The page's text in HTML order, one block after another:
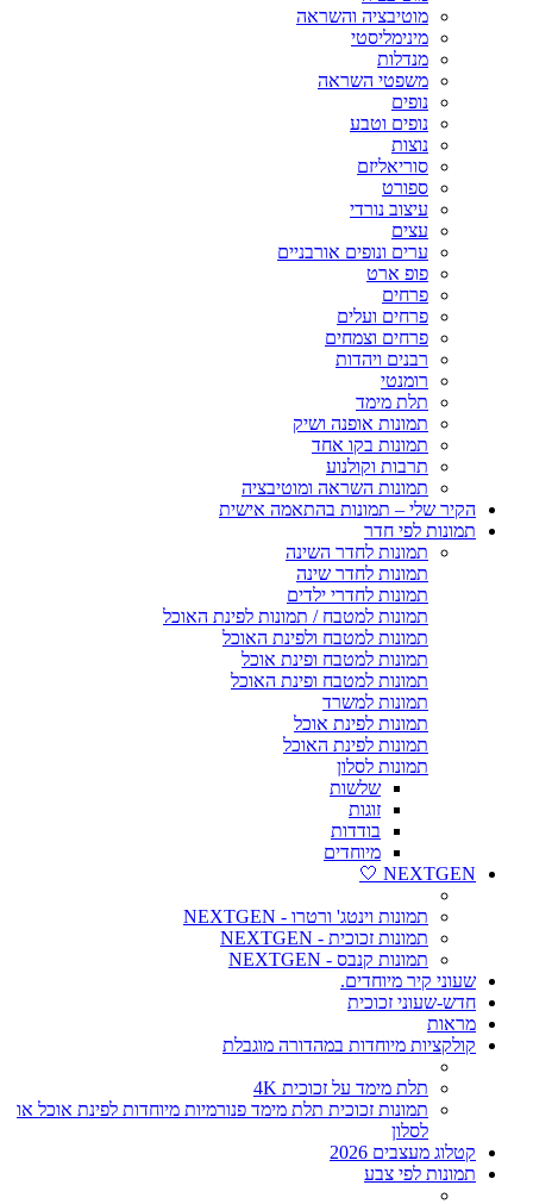
מוטיבציה והשראה
מינימליסטי
מנדלות
משפטי השראה
נופים
נופים וטבע
נוצות
סוריאליזם
ספורט
עיצוב נורדי
עצים
ערים ונופים אורבניים
פופ ארט
פרחים
פרחים ועלים
פרחים וצמחים
רבנים ויהדות
רומנטי
תלת מימד
תמונות אופנה ושיק
תמונות בקו אחד
תרבות וקולנוע
תמונות השראה ומוטיבציה
הקיר שלי – תמונות בהתאמה אישית
תמונות לפי חדר
תמונות לחדר השינה
תמונות לחדר שינה
תמונות לחדרי ילדים
תמונות למטבח / תמונות לפינת האוכל
תמונות למטבח ולפינת האוכל
תמונות למטבח ופינת אוכל
תמונות למטבח ופינת האוכל
תמונות למשרד
תמונות לפינת אוכל
תמונות לפינת האוכל
תמונות לסלון
שלשות
זוגות
בודדות
מיוחדים
NEXTGEN 🤍
תמונות וינטג' ורטרו - NEXTGEN
תמונות זכוכית - NEXTGEN
תמונות קנבס - NEXTGEN
שעוני קיר מיוחדים.
חדש-שעוני זכוכית
מראות
קולקציות מיוחדות במהדורה מוגבלת
תלת מימד על זכוכית 4K
תמונות זכוכית תלת מימד פנורמיות מיוחדות לפינת אוכל או
לסלון
קטלוג מעצבים 2026
תמונות לפי צבע